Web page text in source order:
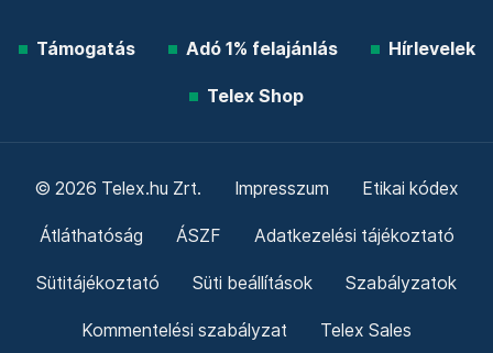
Támogatás Adó 1% felajánlás Hírlevelek
Telex Shop
© 2026 Telex.hu Zrt. Impresszum Etikai kódex
Átláthatóság ÁSZF Adatkezelési tájékoztató
Sütitájékoztató Süti beállítások Szabályzatok
Kommentelési szabályzat Telex Sales